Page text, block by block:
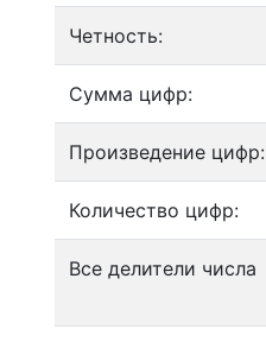
Четность:
Сумма цифр:
Произведение цифр:
Количество цифр:
Все делители числа